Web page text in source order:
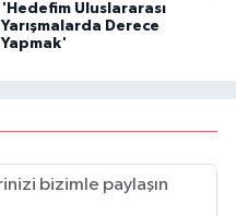
'Hedefim Uluslararası
Yarışmalarda Derece
Yapmak'